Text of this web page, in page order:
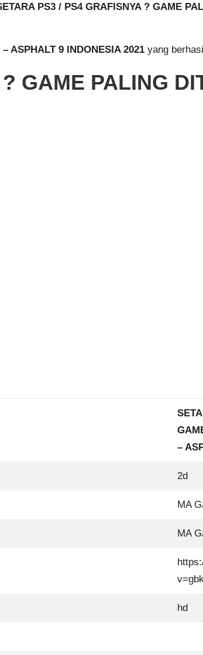
PS3 / PS4 GRAFISNYA ? GAME
ASPHALT 9 INDONESIA 2021 yang
GAME PALING
–
2d
MA
MA
hd